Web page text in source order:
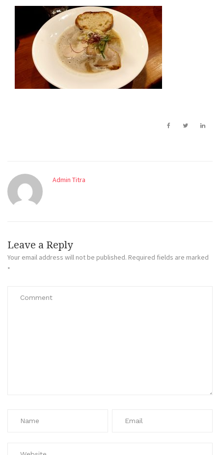
Admin Titra
Leave a Reply
Your email address will not be published. Required fields are marked
*